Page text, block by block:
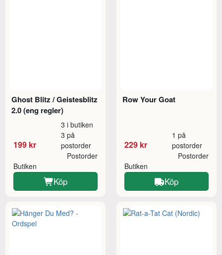
Ghost Blitz / Geistesblitz
2.0 (eng regler)
199 kr
3 i butiken
3 på
postorder
Butiken
Postorder
Köp
Row Your Goat
229 kr
1 på
postorder
Butiken
Postorder
Köp